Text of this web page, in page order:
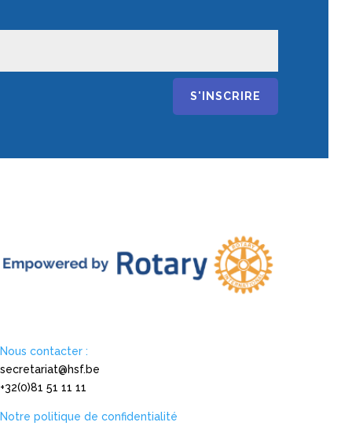
S'INSCRIRE
Nous contacter :
secretariat@hsf.be
+32(0)81 51 11 11
Notre politique de confidentialité